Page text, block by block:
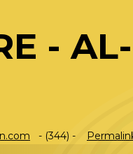
- AL-
- (344) -